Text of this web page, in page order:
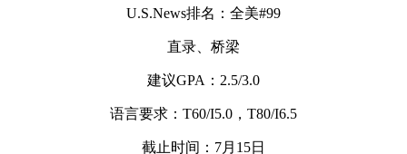
U.S.News排名：全美#99
直录、桥梁
建议GPA：2.5/3.0
语言要求：T60/I5.0，T80/I6.5
截止时间：7月15日